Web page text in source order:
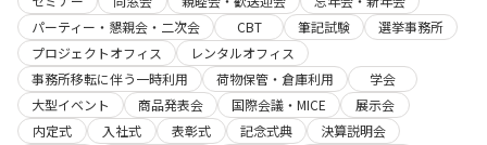
パーティー・懇親会・二次会
CBT 筆記試験
選挙事務所
プロジェクトオフィス
レンタルオフィス
事務所移転に伴う一時利用
荷物保管・倉庫利用
学会
大型イベント
商品発表会 国際会議・MICE
展示会
内定式
入社式 表彰式 記念式典
決算説明会